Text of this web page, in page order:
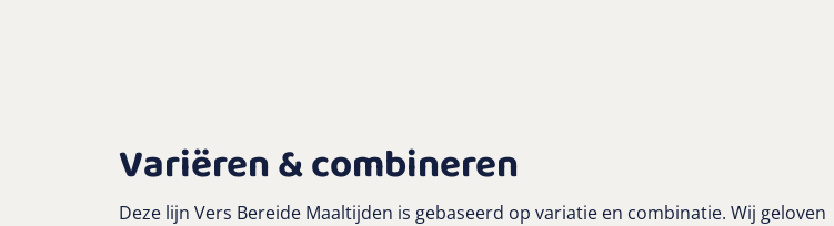
Variëren & combineren
Deze lijn Vers Bereide Maaltijden is gebaseerd op variatie en combinatie. Wij geloven